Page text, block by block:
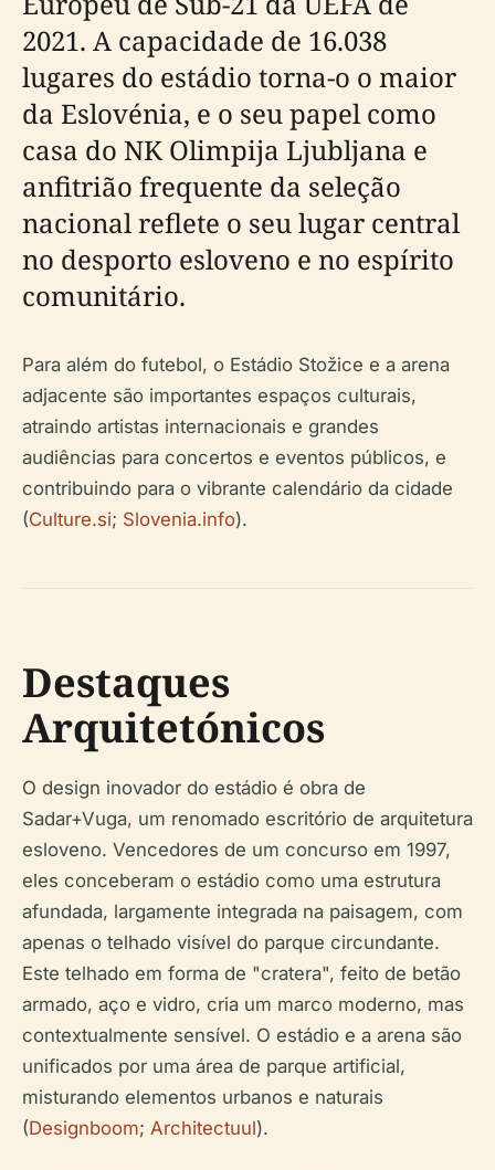
2021. A capacidade de 16.038
lugares do estádio torna-o o maior
da Eslovénia, e o seu papel como
casa do NK Olimpija Ljubljana e
anfitrião frequente da seleção
nacional reflete o seu lugar central
no desporto esloveno e no espírito
comunitário.
Para além do futebol, o Estádio Stožice e a arena
adjacente são importantes espaços culturais,
atraindo artistas internacionais e grandes
audiências para concertos e eventos públicos, e
contribuindo para o vibrante calendário da cidade
(Culture.si; Slovenia.info).
Destaques
Arquitetónicos
O design inovador do estádio é obra de
Sadar+Vuga, um renomado escritório de arquitetura
esloveno. Vencedores de um concurso em 1997,
eles conceberam o estádio como uma estrutura
afundada, largamente integrada na paisagem, com
apenas o telhado visível do parque circundante.
Este telhado em forma de "cratera", feito de betão
armado, aço e vidro, cria um marco moderno, mas
contextualmente sensível. O estádio e a arena são
unificados por uma área de parque artificial,
misturando elementos urbanos e naturais
(Designboom; Architectuul).